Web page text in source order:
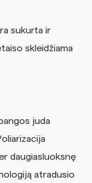
sukurta ir
skleidžiama
juda
daugiasluoksnę
atradusio